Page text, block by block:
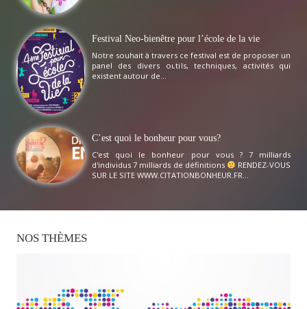
Festival Neo-bienêtre pour l’école de la vie
Notre souhait à travers ce festival est de proposer un
panel des divers outils, techniques, activités qui
existent autour de...
C’est quoi le bonheur pour vous?
C'est quoi le bonheur pour vous ? 7 milliards
d'individus 7 milliards de définitions
RENDEZ-VOUS
SUR LE SITE WWW.CITATIONBONHEUR.FR...
NOS THÈMES